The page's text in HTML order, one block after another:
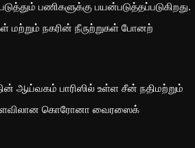
பணிகளுக்கு பயன்படுத்தப்படுகிறது.
மற்றும் நகரின் நீருற்றுகள் போனற்
ஆய்வகம் பாரிஸில் உள்ள சீன் நதிமற்றும்
அளவிலான கொரோனா வைரஸைக்